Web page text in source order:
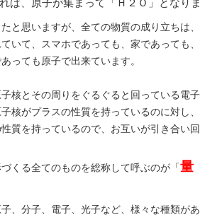
と思いますが、全ての物質の成り立ちは、
いて、スマホであっても、家であっても、
っても原子で出来ています。
核とその周りをぐるぐると回っている電子
核がプラスの性質を持っているのに対し、
質を持っているので、お互いが引き合い回
くる全てのものを総称して呼ぶのが「量
、分子、電子、光子など、様々な種類があ